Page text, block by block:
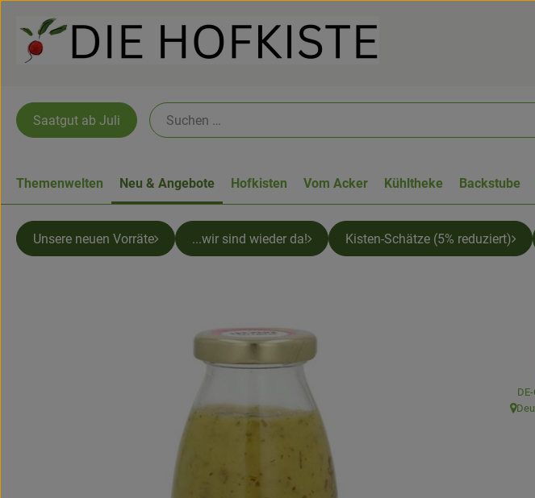
Saatgut ab Juli
Themenwelten Neu & Angebote Hofkisten Vom Acker Kühltheke Backstube
Unsere neuen Vorräte ...wir sind wieder da! Kisten-Schätze (5% reduziert)
,
,